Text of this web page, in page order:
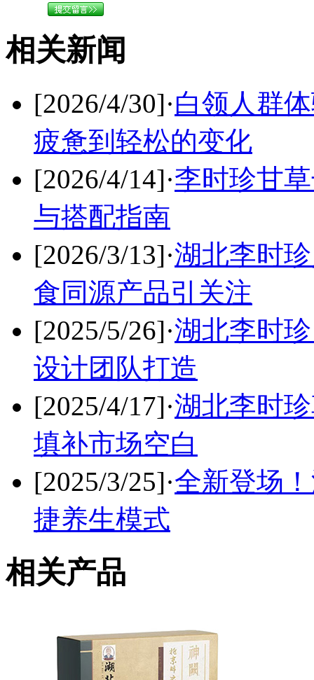
相关新闻
[2026/4/30]·白领人群
疲惫到轻松的变化
[2026/4/14]·李时珍甘
与搭配指南
[2026/3/13]·湖北李时
食同源产品引关注
[2025/5/26]·湖北李时
设计团队打造
[2025/4/17]·湖北李时
填补市场空白
[2025/3/25]·全新登场
捷养生模式
相关产品